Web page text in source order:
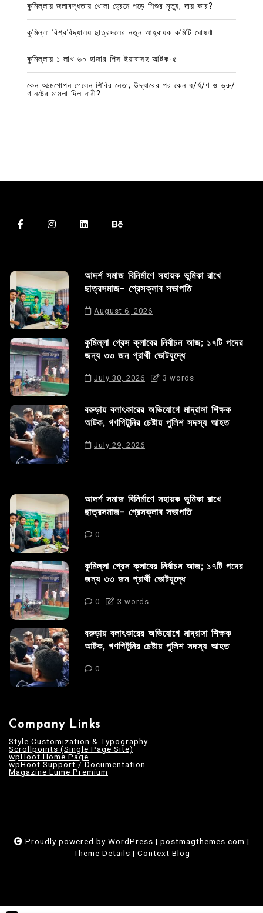
কুমিল্লায় জলাবদ্ধতায় খোলা ড্রেনে পড়ে শিশুর মৃত্যু, দায় কার?
কুমিল্লা বিশ্ববিদ্যালয় ছাত্রদলের নতুন আহ্বায়ক কমিটি ঘোষণা
কুমিল্লায় ১ লাখ ৬০ হাজার পিস ইয়াবাসহ আটক-৫
কেন আত্মগোপন গেলেন শিবির নেতা; উদ্ধারের পর কেন ধ/র্ষ/ণ ও ভ্রু/
ণ নষ্টের মামলা দিল নারী?
আদর্শ সমাজ বিনির্মাণে সহায়ক ভুমিকা রাখে
ছাত্রসমাজ- প্রেসক্লাব সভাপতি
August 6, 2026
কুমিল্লা প্রেস ক্লাবের নির্বাচন আজ; ১৭টি পদের
জন্য ৩৩ জন প্রার্থী ভোটযুদ্ধে
July 30, 2026 3 words
বরুড়ায় বলাৎকারের অভিযোগে মাদ্রাসা শিক্ষক
আটক, গণপিটুনির চেষ্টায় পুলিশ সদস্য আহত
July 29, 2026
আদর্শ সমাজ বিনির্মাণে সহায়ক ভুমিকা রাখে
ছাত্রসমাজ- প্রেসক্লাব সভাপতি
0
কুমিল্লা প্রেস ক্লাবের নির্বাচন আজ; ১৭টি পদের
জন্য ৩৩ জন প্রার্থী ভোটযুদ্ধে
0 3 words
বরুড়ায় বলাৎকারের অভিযোগে মাদ্রাসা শিক্ষক
আটক, গণপিটুনির চেষ্টায় পুলিশ সদস্য আহত
0
Company Links
Style Customization & Typography
Scrollpoints (Single Page Site)
wpHoot Home Page
wpHoot Support / Documentation
Magazine Lume Premium
Proudly powered by WordPress | postmagthemes.com |
Theme Details | Context Blog